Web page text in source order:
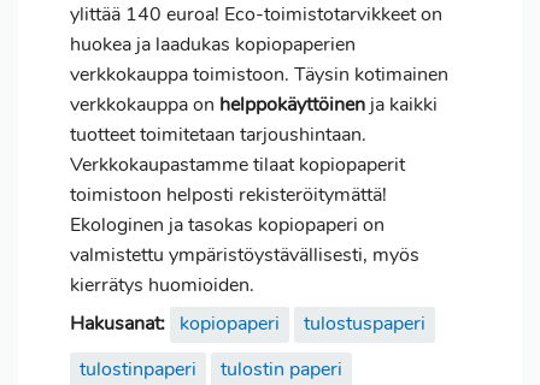
ylittää 140 euroa! Eco-toimistotarvikkeet on
huokea ja laadukas kopiopaperien
verkkokauppa toimistoon. Täysin kotimainen
verkkokauppa on helppokäyttöinen ja kaikki
tuotteet toimitetaan tarjoushintaan.
Verkkokaupastamme tilaat kopiopaperit
toimistoon helposti rekisteröitymättä!
Ekologinen ja tasokas kopiopaperi on
valmistettu ympäristöystävällisesti, myös
kierrätys huomioiden.
Hakusanat: kopiopaperi
tulostuspaperi
tulostinpaperi
tulostin paperi